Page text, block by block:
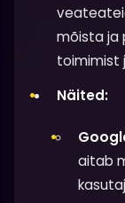
mõista ja
toimimist
Näited:
aitab